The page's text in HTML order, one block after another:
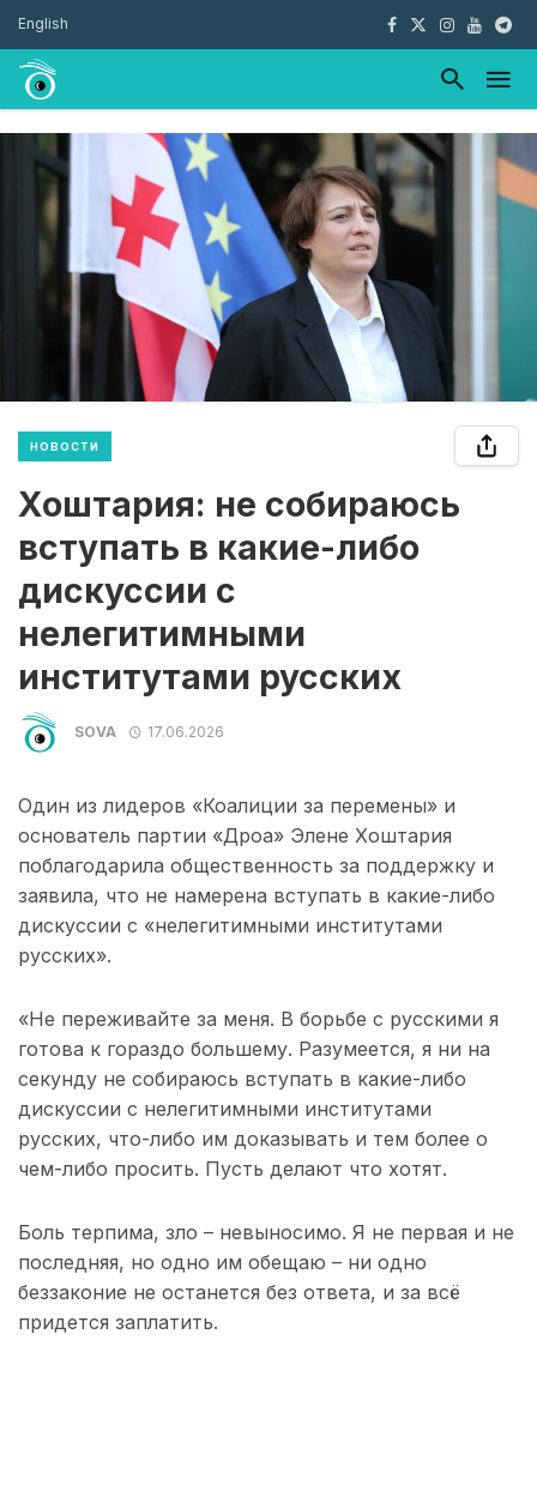
English
НОВОСТИ
Хоштария: не собираюсь
вступать в какие-либо
дискуссии с
нелегитимными
институтами русских
SOVA 17.06.2026
Один из лидеров «Коалиции за перемены» и
основатель партии «Дроа» Элене Хоштария
поблагодарила общественность за поддержку и
заявила, что не намерена вступать в какие-либо
дискуссии с «нелегитимными институтами
русских».
«Не переживайте за меня. В борьбе с русскими я
готова к гораздо большему. Разумеется, я ни на
секунду не собираюсь вступать в какие-либо
дискуссии с нелегитимными институтами
русских, что-либо им доказывать и тем более о
чем-либо просить. Пусть делают что хотят.
Боль терпима, зло – невыносимо. Я не первая и не
последняя, но одно им обещаю – ни одно
беззаконие не останется без ответа, и за всё
придется заплатить.